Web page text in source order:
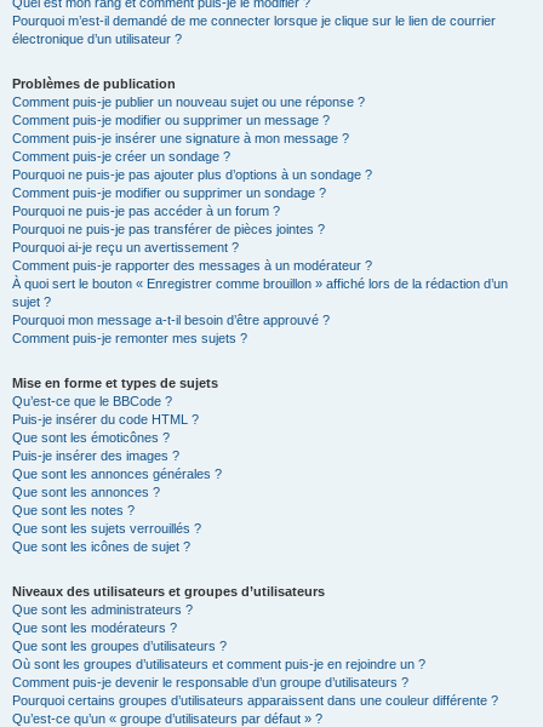
Pourquoi m’est-il demandé de me connecter lorsque je clique sur le lien de courrier
électronique d’un utilisateur ?
Problèmes de publication
Comment puis-je publier un nouveau sujet ou une réponse ?
Comment puis-je modifier ou supprimer un message ?
Comment puis-je insérer une signature à mon message ?
Comment puis-je créer un sondage ?
Pourquoi ne puis-je pas ajouter plus d’options à un sondage ?
Comment puis-je modifier ou supprimer un sondage ?
Pourquoi ne puis-je pas accéder à un forum ?
Pourquoi ne puis-je pas transférer de pièces jointes ?
Pourquoi ai-je reçu un avertissement ?
Comment puis-je rapporter des messages à un modérateur ?
À quoi sert le bouton « Enregistrer comme brouillon » affiché lors de la rédaction d’un
sujet ?
Pourquoi mon message a-t-il besoin d’être approuvé ?
Comment puis-je remonter mes sujets ?
Mise en forme et types de sujets
Qu’est-ce que le BBCode ?
Puis-je insérer du code HTML ?
Que sont les émoticônes ?
Puis-je insérer des images ?
Que sont les annonces générales ?
Que sont les annonces ?
Que sont les notes ?
Que sont les sujets verrouillés ?
Que sont les icônes de sujet ?
Niveaux des utilisateurs et groupes d’utilisateurs
Que sont les administrateurs ?
Que sont les modérateurs ?
Que sont les groupes d’utilisateurs ?
Où sont les groupes d’utilisateurs et comment puis-je en rejoindre un ?
Comment puis-je devenir le responsable d’un groupe d’utilisateurs ?
Pourquoi certains groupes d’utilisateurs apparaissent dans une couleur différente ?
Qu’est-ce qu’un « groupe d’utilisateurs par défaut » ?